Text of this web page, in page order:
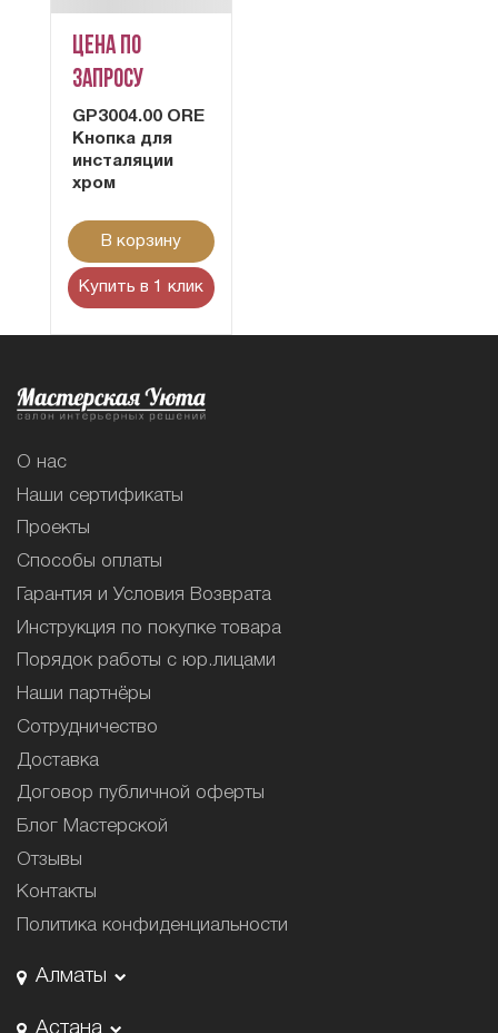
Цена по
запросу
GP3004.00 ORE
Кнопка для
инсталяции
хром
В корзину
Купить в 1 клик
О нас
Наши сертификаты
Проекты
Способы оплаты
Гарантия и Условия Возврата
Инструкция по покупке товара
Порядок работы с юр.лицами
Наши партнёры
Сотрудничество
Доставка
Договор публичной оферты
Блог Мастерской
Отзывы
Контакты
Политика конфиденциальности
Алматы